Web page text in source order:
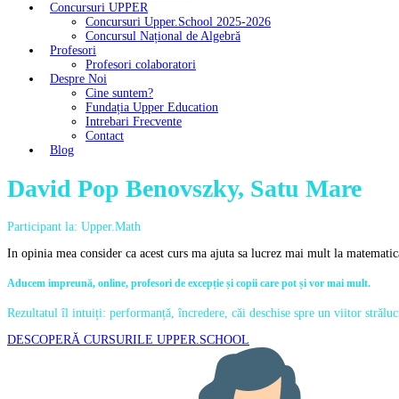
Concursuri UPPER
Concursuri Upper.School 2025-2026
Concursul Național de Algebră
Profesori
Profesori colaboratori
Despre Noi
Cine suntem?
Fundația Upper Education
Intrebari Frecvente
Contact
Blog
David Pop Benovszky, Satu Mare
Participant la: Upper.Math
In opinia mea consider ca acest curs ma ajuta sa lucrez mai mult la
Aducem impreună, online, profesori de excepție și copii care pot și vor mai mult.
Rezultatul îl intuiți: performanță, încredere, căi deschise spre un viitor
DESCOPERĂ CURSURILE UPPER.SCHOOL